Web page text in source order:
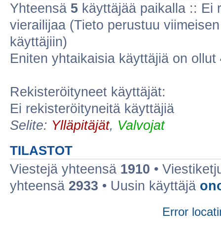
Yhteensä 5 käyttäjää paikalla :: Ei
vierailijaa (Tieto perustuu
käyttäjiin)
Eniten yhtaikaisia käyttäjiä on ollut
Rekisteröityneet käyttäjät:
Ei rekisteröityneitä käyttäjiä
Selite: Ylläpitäjät, Valvojat
TILASTOT
Viestejä yhteensä 1910 •
yhteensä 2933 • Uusin käyttäjä
Error